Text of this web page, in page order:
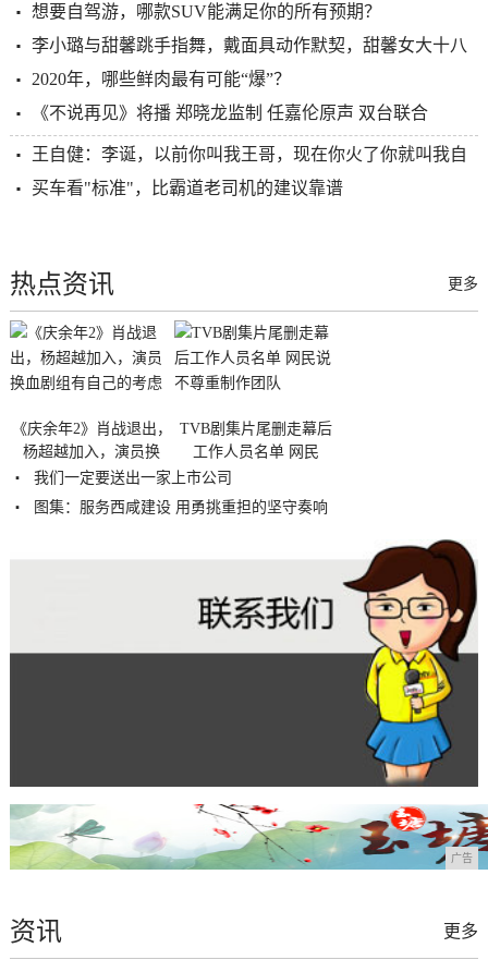
想要自驾游，哪款SUV能满足你的所有预期？
李小璐与甜馨跳手指舞，戴面具动作默契，甜馨女大十八
2020年，哪些鲜肉最有可能“爆”？
《不说再见》将播 郑晓龙监制 任嘉伦原声 双台联合
王自健：李诞，以前你叫我王哥，现在你火了你就叫我自
买车看"标准"，比霸道老司机的建议靠谱
更多
热点资讯
《庆余年2》肖战退出，
杨超越加入，演员换
TVB剧集片尾删走幕后
工作人员名单 网民
我们一定要送出一家上市公司
图集：服务西咸建设 用勇挑重担的坚守奏响
广告
更多
资讯